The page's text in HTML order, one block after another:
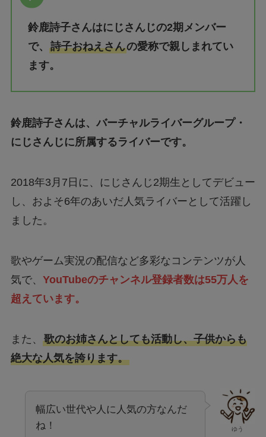
鈴鹿詩子さんはにじさんじの2期メンバー
で、 詩子おねえさんの愛称で親しまれてい
ます。
鈴鹿詩子さんは、バーチャルライバーグループ・
にじさんじに所属するライバーです。
2018年3月7日に、にじさんじ2期生としてデビュー
し、およそ6年のあいだ人気ライバーとして活躍し
ました。
歌やゲーム実況の配信など多彩なコンテンツが人
気で、 YouTubeのチャンネル登録者数は55万人を
超えています。
また、 歌のお姉さんとしても活動し、子供からも
絶大な人気を誇ります。
ゆう
幅広い世代や人に人気の方なんだ
ね！